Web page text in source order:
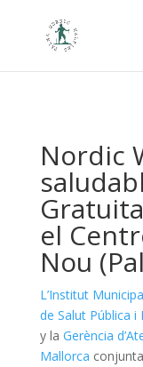
Nordic
el
Nou
L’Institut
de Salut Pública i
y la Gerència
Mallorca